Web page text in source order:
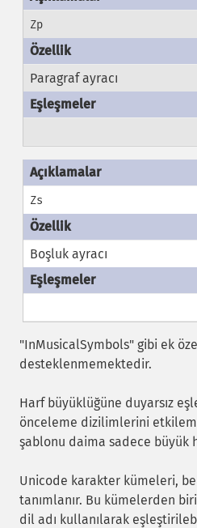
Zp
Paragraf ayracı
Zs
Boşluk ayracı
"InMusicalSymbols" gibi ek
desteklenmemektedir.
Harf büyüklüğüne duyarsız
önceleme dizilimlerini
şablonu daima sadece büyük
Unicode karakter kümeleri,
tanımlanır. Bu kümelerden
dil adı kullanılarak